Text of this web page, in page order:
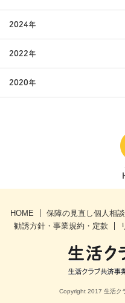
2024年
2022年
2020年
HOME 保障の見直し個人相談
勧誘方針・事業規約・定款
Copyright 2017 生活ク